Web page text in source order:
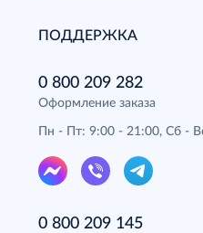
ПОДДЕРЖКА
0 800 209 282
Оформление заказа
Пн - Пт: 9:00 - 21:00, Сб -
0 800 209 145